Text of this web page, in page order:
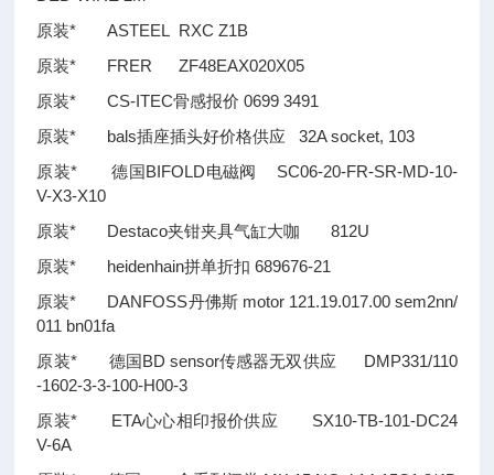
原装* ASTEEL RXC Z1B
原装* FRER ZF48EAX020X05
原装* CS-ITEC骨感报价 0699 3491
原装* bals插座插头好价格供应 32A socket, 103
原装* 德国BIFOLD电磁阀 SC06-20-FR-SR-MD-10-
V-X3-X10
原装* Destaco夹钳夹具气缸大咖 812U
原装* heidenhain拼单折扣 689676-21
原装* DANFOSS丹佛斯 motor 121.19.017.00 sem2nn/
011 bn01fa
原装* 德国BD sensor传感器无双供应 DMP331/110
-1602-3-3-100-H00-3
原装* ETA心心相印报价供应 SX10-TB-101-DC24
V-6A